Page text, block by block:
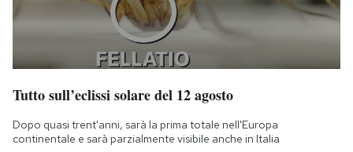
Tutto sull’eclissi solare del 12 agosto
Dopo quasi trent'anni, sarà la prima totale nell'Europa
continentale e sarà parzialmente visibile anche in Italia